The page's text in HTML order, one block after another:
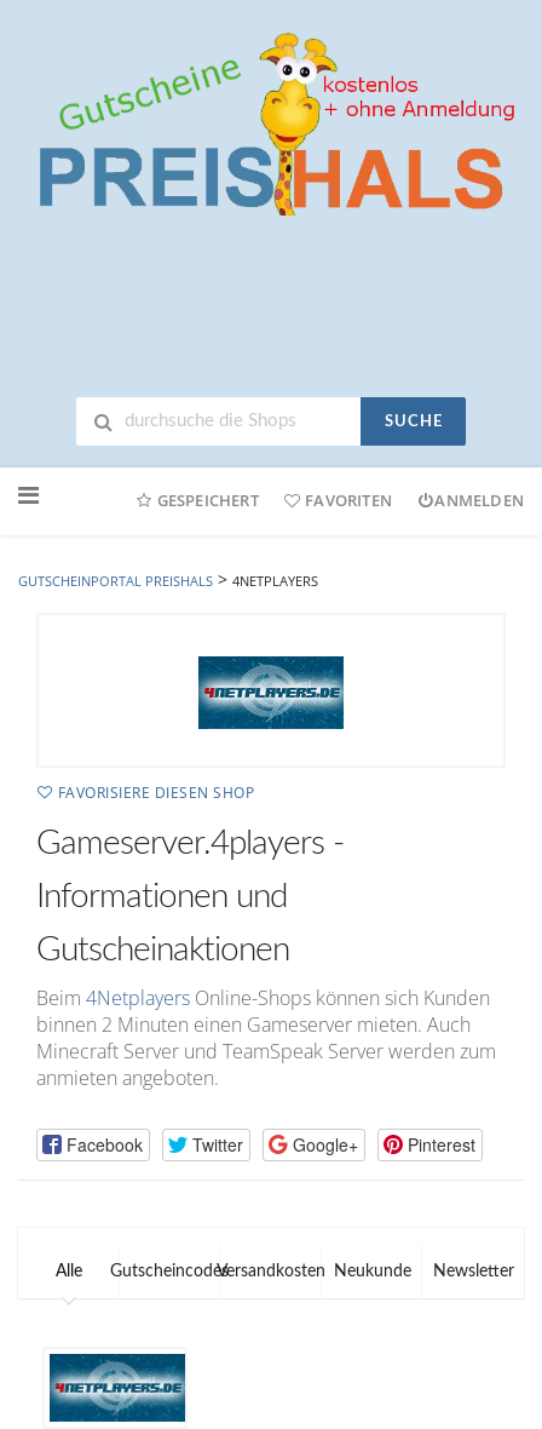
SUCHE
Online-
GESPEICHERT FAVORITEN ANMELDEN
GUTSCHEINPORTAL PREISHALS > 4NETPLAYERS
FAVORISIERE DIESEN SHOP
Gameserver.4players -
Informationen und
Gutscheinaktionen
Beim 4Netplayers Online-Shops können sich Kunden
binnen 2 Minuten einen Gameserver mieten. Auch
Minecraft Server und TeamSpeak Server werden zum
anmieten angeboten.
Facebook Twitter Google+ Pinterest
Alle GutscheincodesVersandkosten Neukunde Newsletter